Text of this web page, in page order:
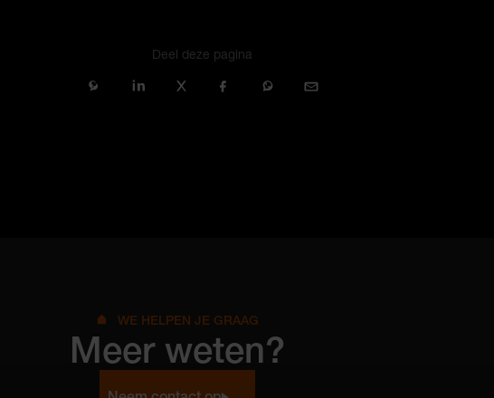
Deel deze pagina
PinterestLinkedInTwitter (X)FacebookWhatsAppE-mail
WE HELPEN JE GRAAG
Meer weten?